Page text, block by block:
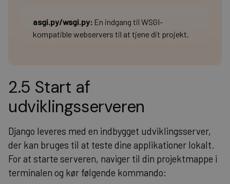
asgi.py/wsgi.py: En indgang til WSGI-
kompatible webservers til at tjene dit projekt.
2.5 Start af
udviklingsserveren
Django leveres med en indbygget udviklingsserver,
der kan bruges til at teste dine applikationer lokalt.
For at starte serveren, naviger til din projektmappe i
terminalen og kør følgende kommando: